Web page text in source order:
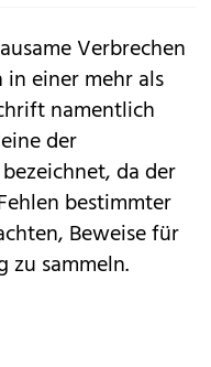
Verbrechen
einer mehr als
namentlich
der
da der
bestimmter
Beweise für
zu sammeln.